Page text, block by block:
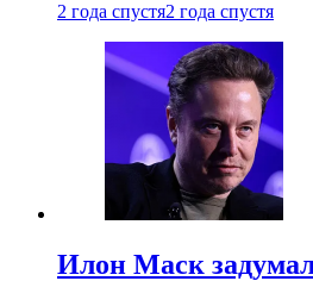
2 года спустя2 года спустя
Илон Маск